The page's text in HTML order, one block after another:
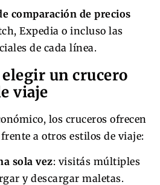
comparación de precios
Expedia o incluso las
de cada línea.
un crucero
viaje
los cruceros ofrecen
a otros estilos de viaje:
sola vez: visitás múltiples
y descargar maletas.